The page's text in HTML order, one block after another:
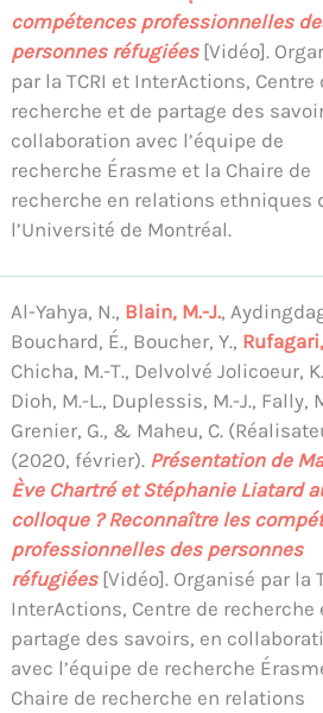
compétences professionnelles
personnes réfugiées[Vidéo].
par la TCRI et InterActions, Centre
recherche et de partage des
collaboration avec l’équipe de
recherche Érasme et la Chaire de
recherche en relations ethniques
l’Université de Montréal.
Al-Yahya, N., Blain, M.-J.,
Bouchard, É., Boucher, Y.,
Chicha, M.-T., Delvolvé Jolicoeur,
Dioh, M.-L., Duplessis, M.-J., Fally,
Grenier, G., & Maheu, C.
(2020, février). Présentation de
Ève Chartré et Stéphanie Liatard
colloque ? Reconnaître les
professionnelles des personnes
réfugiées[Vidéo]. Organisé par la
InterActions, Centre de recherche
partage des savoirs, en
avec l’équipe de recherche
Chaire de recherche en relations